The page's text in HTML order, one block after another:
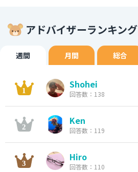
アドバイザーランキング
週間 月間 総合
Shohei
回答数：138
Ken
回答数：119
Hiro
回答数：110